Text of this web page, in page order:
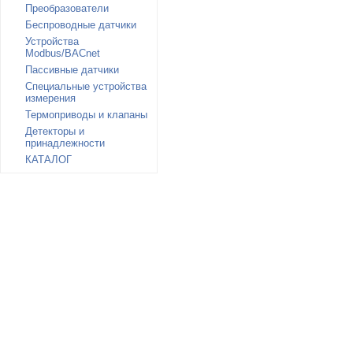
Преобразователи
Беспроводные датчики
Устройства
Modbus/BACnet
Пассивные датчики
Специальные устройства
измерения
Термоприводы и клапаны
Детекторы и
принадлежности
КАТАЛОГ